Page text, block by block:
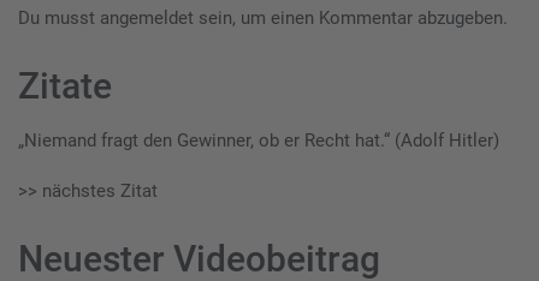
Du musst angemeldet sein, um einen Kommentar abzugeben.
Zitate
„Niemand fragt den Gewinner, ob er Recht hat.“ (Adolf Hitler)
>> nächstes Zitat
Neuester Videobeitrag